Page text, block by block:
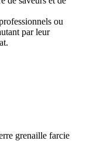
ou
par leur
grenaille farcie